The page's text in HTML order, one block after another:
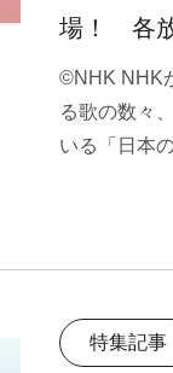
場！ 各
©NHK NHK
る歌の数々
いる「日本
特集記事